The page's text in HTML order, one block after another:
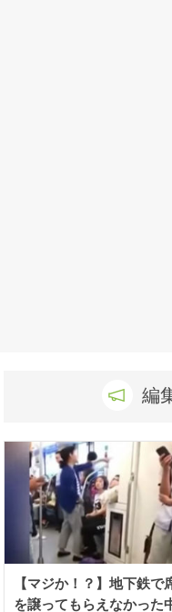
編
【マジか！？】地下鉄で
を譲ってもらえなかった